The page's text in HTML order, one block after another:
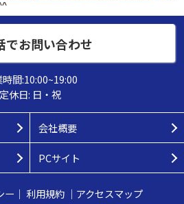
でお問い合わせ
時間:10:00~19:00
定休日: 日・祝
会社概要
PCサイト
ー ｜ 利用規約｜ アクセスマップ